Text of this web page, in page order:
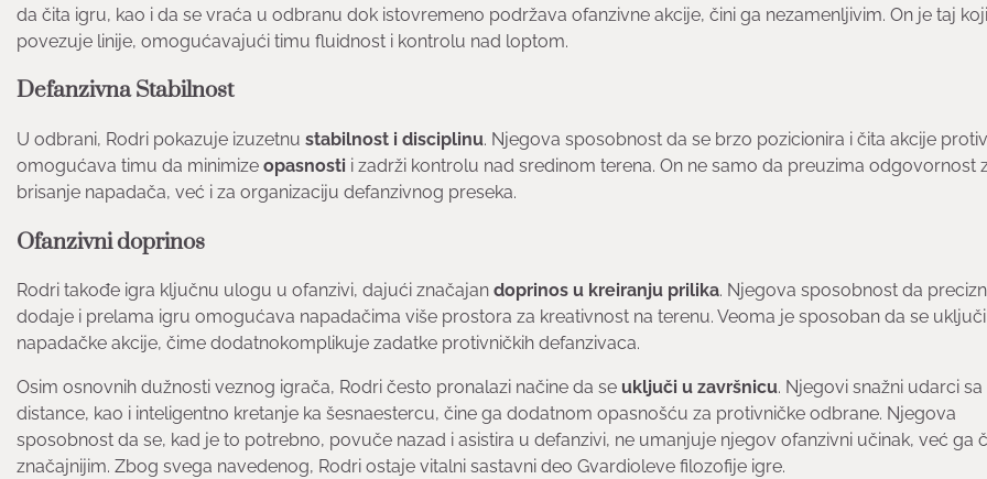
da čita igru, kao i da se vraća u odbranu dok istovremeno podržava ofanzivne akcije, čini ga nezamenljivim. On je taj koji
povezuje linije, omogućavajući timu fluidnost i kontrolu nad loptom.
Defanzivna Stabilnost
U odbrani, Rodri pokazuje izuzetnu stabilnost i disciplinu. Njegova sposobnost da se brzo pozicionira i čita akcije
omogućava timu da minimize opasnosti i zadrži kontrolu nad sredinom terena. On ne samo da preuzima odgovornost
brisanje napadača, već i za organizaciju defanzivnog preseka.
Ofanzivni doprinos
Rodri takođe igra ključnu ulogu u ofanzivi, dajući značajan doprinos u kreiranju prilika. Njegova sposobnost da
dodaje i prelama igru omogućava napadačima više prostora za kreativnost na terenu. Veoma je sposoban da se
napadačke akcije, čime dodatnokomplikuje zadatke protivničkih defanzivaca.
Osim osnovnih dužnosti veznog igrača, Rodri često pronalazi načine da se uključi u završnicu. Njegovi snažni udarci sa
distance, kao i inteligentno kretanje ka šesnaestercu, čine ga dodatnom opasnošću za protivničke odbrane. Njegova
sposobnost da se, kad je to potrebno, povuče nazad i asistira u defanzivi, ne umanjuje njegov ofanzivni učinak, već ga
značajnijim. Zbog svega navedenog, Rodri ostaje vitalni sastavni deo Gvardioleve filozofije igre.